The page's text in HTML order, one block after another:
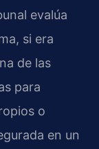
evalúa
si era
de las
para
o
en un